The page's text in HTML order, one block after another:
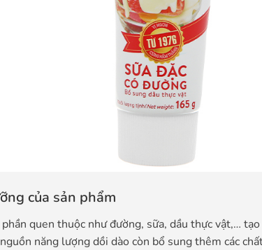
của sản phẩm
quen thuộc như đường, sữa, dầu thực vật,…
năng lượng dồi dào còn bổ sung thêm các